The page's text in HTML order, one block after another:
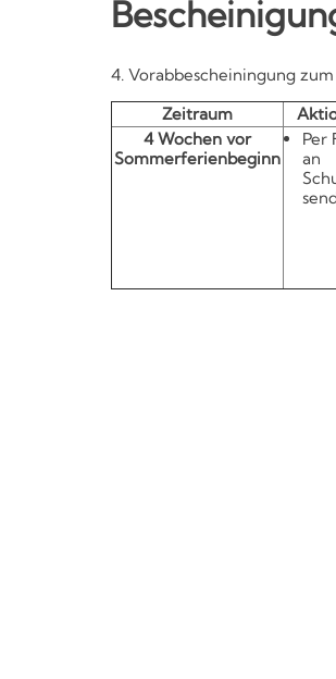
Kompetenzen
4. Vorabbescheiningung
Zeitraum
4 Wochen vor
Sommerferienbeginn
Per
an